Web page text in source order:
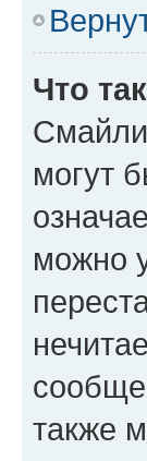
Что
могут
можно
также